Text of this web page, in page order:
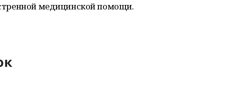
медицинской помощи.